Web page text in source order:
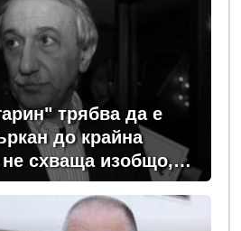
трябва да е
до крайна
не схваща изобщо,
упражняват с него